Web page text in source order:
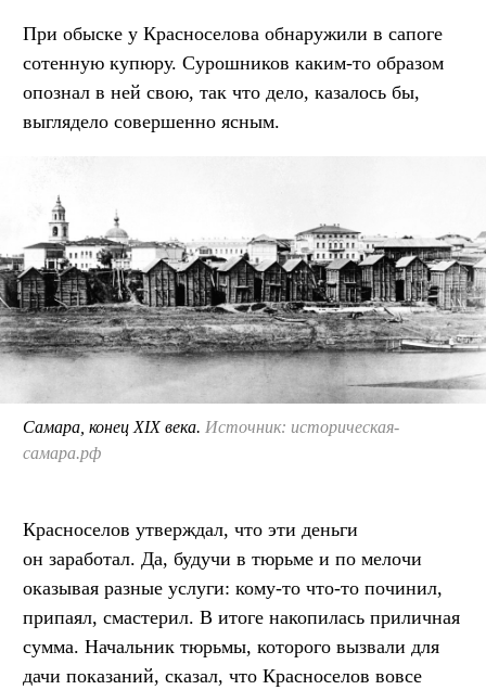
При обыске у Красноселова обнаружили в сапоге
сотенную купюру. Сурошников каким-то образом
опознал в ней свою, так что дело, казалось бы,
выглядело совершенно ясным.
Самара, конец XIX века. Источник: историческая-
самара.рф
Красноселов утверждал, что эти деньги
он заработал. Да, будучи в тюрьме и по мелочи
оказывая разные услуги: кому-то что-то починил,
припаял, смастерил. В итоге накопилась приличная
сумма. Начальник тюрьмы, которого вызвали для
дачи показаний, сказал, что Красноселов вовсе